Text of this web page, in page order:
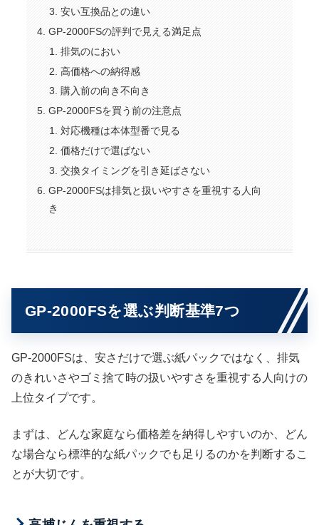
安い互換品との違い
GP-2000FSの評判で見える満足点
排気のにおい
高価格への納得感
購入前の向き不向き
GP-2000FSを買う前の注意点
対応機種は本体型番で見る
価格だけで選ばない
交換タイミングを引き延ばさない
GP-2000FSは排気と扱いやすさを重視する人向
き
GP-2000FSを選ぶ判断基準7つ
GP-2000FSは、安さだけで選ぶ紙パックではなく、排気
のきれいさやゴミ捨て時の扱いやすさを重視する人向けの
上位タイプです。
まずは、どんな家庭なら価格差を納得しやすいのか、どん
な場合なら標準的な紙パックでも足りるのかを判断するこ
とが大切です。